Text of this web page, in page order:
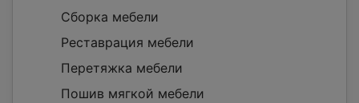
Сборка мебели
Реставрация мебели
Перетяжка мебели
Пошив мягкой мебели